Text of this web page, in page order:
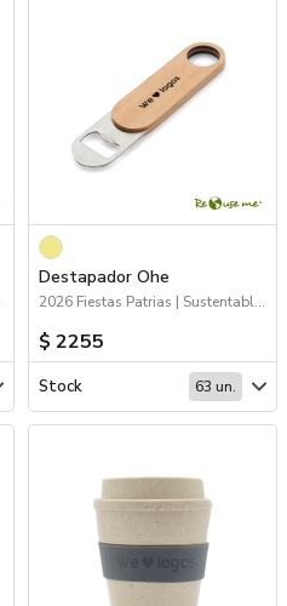
Destapador Ohe
2026 Fiestas Patrias | Sustentables | Hogar y Tiempo Libre | Deporte
$ 2255
Stock 63 un.